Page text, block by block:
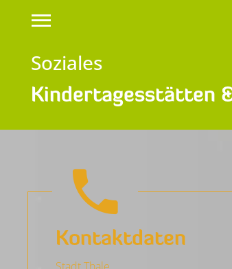
Soziales
Kindertagesstätten
Kontaktdaten
Stadt Thale